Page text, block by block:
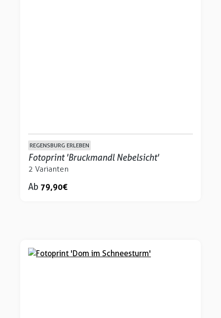
REGENSBURG ERLEBEN
Fotoprint 'Bruckmandl Nebelsicht'
2 Varianten
Ab 79,90 €